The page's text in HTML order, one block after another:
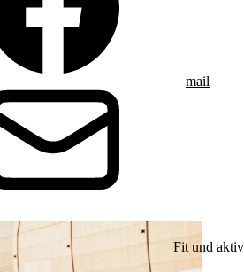
mail
Fit und aktiv